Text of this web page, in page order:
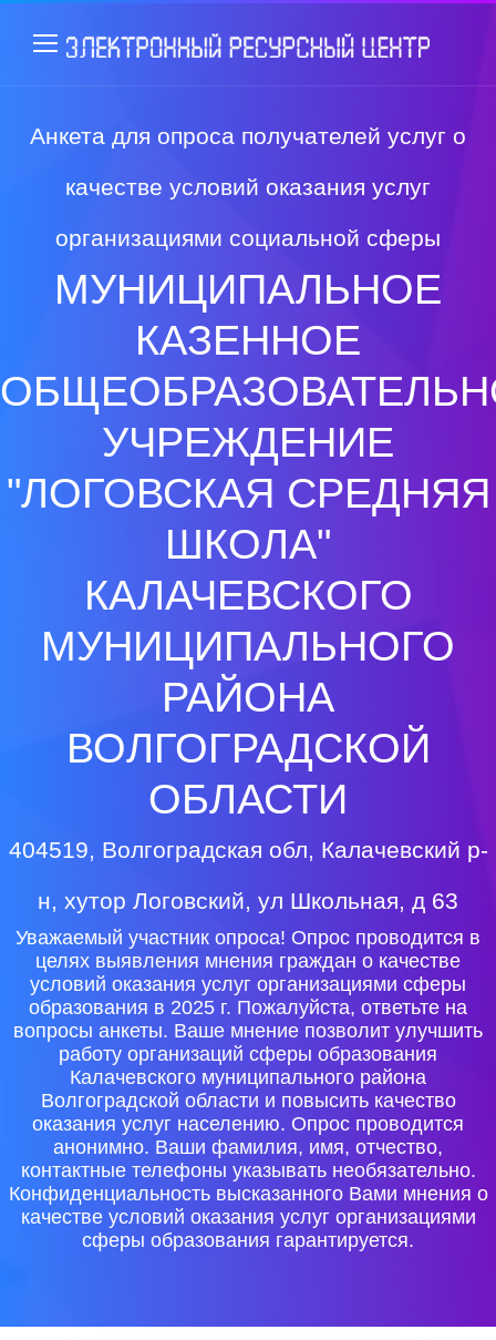
Анкета для опроса получателей услуг о
качестве условий оказания услуг
организациями социальной сферы
МУНИЦИПАЛЬНОЕ
КАЗЕННОЕ
УЧРЕЖДЕНИЕ
"ЛОГОВСКАЯ СРЕДНЯЯ
ШКОЛА"
КАЛАЧЕВСКОГО
МУНИЦИПАЛЬНОГО
РАЙОНА
ВОЛГОГРАДСКОЙ
ОБЛАСТИ
404519, Волгоградская обл, Калачевский р-
н, хутор Логовский, ул Школьная, д 63
Уважаемый участник опроса! Опрос проводится в
целях выявления мнения граждан о качестве
условий оказания услуг организациями сферы
образования в 2025 г. Пожалуйста, ответьте на
вопросы анкеты. Ваше мнение позволит улучшить
работу организаций сферы образования
Калачевского муниципального района
Волгоградской области и повысить качество
оказания услуг населению. Опрос проводится
анонимно. Ваши фамилия, имя, отчество,
контактные телефоны указывать необязательно.
Конфиденциальность высказанного Вами мнения о
качестве условий оказания услуг организациями
сферы образования гарантируется.